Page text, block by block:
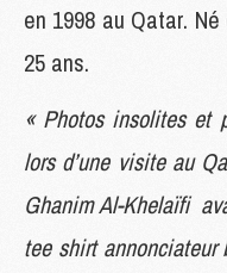
en 1998 au Qatar.
25 ans.
« Photos insolites et
lors d’une visite au
Ghanim Al-Khelaïfi
tee shirt annonciateur